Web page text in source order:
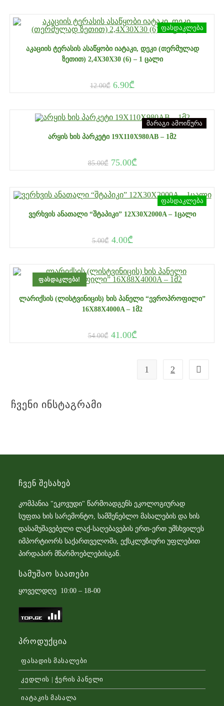
ფასდაკლება
ᲐᲙᲐᲪᲘᲘᲡ ᲢᲔᲠᲐᲡᲘᲡ ᲐᲡᲐᲬᲧᲝᲑᲘ ᲘᲐᲢᲐᲙᲘ, ᲓᲔᲙᲘ (ᲗᲔᲠᲛᲣᲚᲐᲓ
ᲖᲔᲗᲘᲗ) 2,4X30X30 (6) – 1 ᲪᲐᲚᲘ
12.00₾ 6.90₾
მარაგი ამოიწურა
ᲐᲠᲧᲘᲡ ᲮᲘᲡ ᲞᲐᲠᲙᲔᲢᲘ 19X110X980AB – 1Მ2
85.00₾ 75.00₾
ფასდაკლება
ᲕᲔᲠᲮᲕᲘᲡ ᲐᲜᲐᲗᲐᲚᲘ “ᲨᲢᲐᲞᲘᲙᲘ” 12X30X2000A – 1ᲪᲐᲚᲘ
5.00₾ 4.00₾
ᲤᲐᲡᲓᲐᲙᲚᲔᲑᲐ!
ᲚᲐᲠᲘᲥᲡᲘᲡ (ᲚᲘᲡᲢᲕᲘᲜᲘᲪᲘᲡ) ᲮᲘᲡ ᲞᲐᲜᲔᲚᲘ “ᲔᲕᲠᲝᲞᲠᲝᲤᲘᲚᲘ”
16X88X4000A – 1Მ2
54.00₾ 41.00₾
1 2
Ჩვენი Ინსტაგრამი
Ჩვენ Შესახებ
კომპანია "ეკოვუდი" წარმოადგენს ეკოლოგიურად
სუფთა ხის სარემონტო, სამშენებლო მასალების და ხის
დასამუშავებელი ლაქ-საღებავების ერთ-ერთ უმსხვილეს
იმპორტიორს საქართველოში, ექსკლუზიური უფლებით
პირდაპირ მწარმოებლებისგან.
Სამუშაო Საათები
ყოველდღე 10:00 – 18-00
Პროდუქცია
ფასადის მასალები
კედლის | ჭერის პანელი
იატაკის მასალა